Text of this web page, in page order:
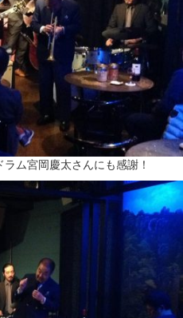
ム宮岡慶太さんにも感謝！